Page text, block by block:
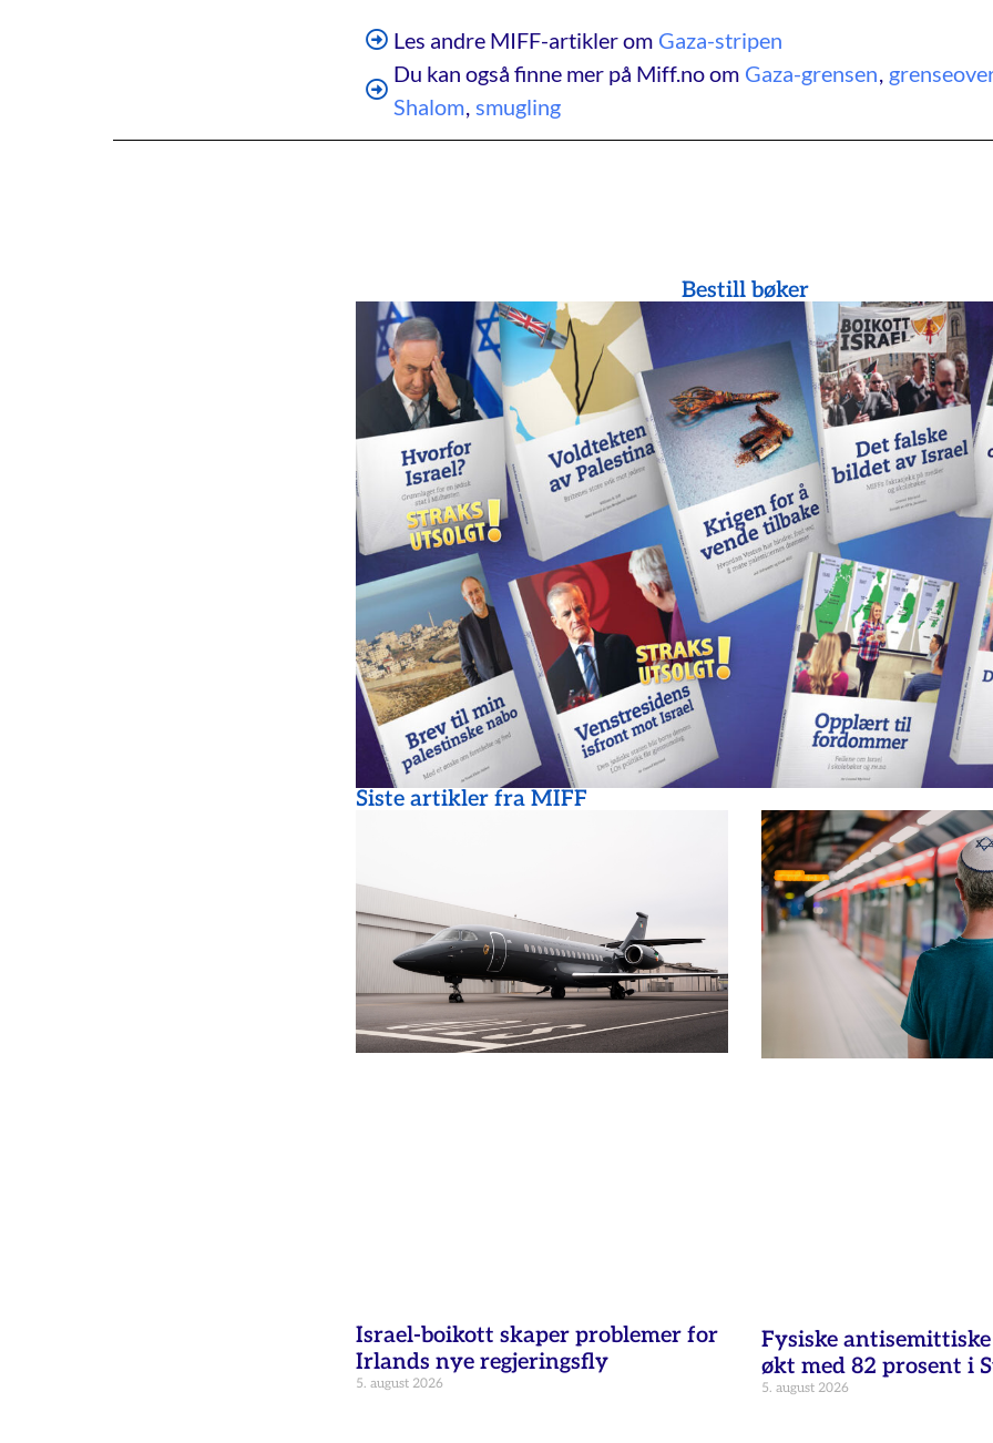
Les andre MIFF-artikler om Gaza-stripen
Du kan også finne mer på Miff.no om Gaza-grensen
Shalom smugling
Bestill bøker
Siste artikler fra MIFF
Israel-boikott skaper problemer for
Irlands nye regjeringsfly
5. august 2026
Fysiske
økt med 82 prosent i
5. august 2026